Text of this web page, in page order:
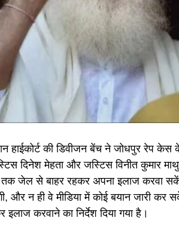
हाईकोर्ट की डिवीजन बेंच ने जोधपुर रेप केस
दिनेश मेहता और जस्टिस विनीत कुमार
तक जेल से बाहर रहकर अपना इलाज करवा
और न ही वे मीडिया में कोई बयान जारी
इलाज करवाने का निर्देश दिया गया है।